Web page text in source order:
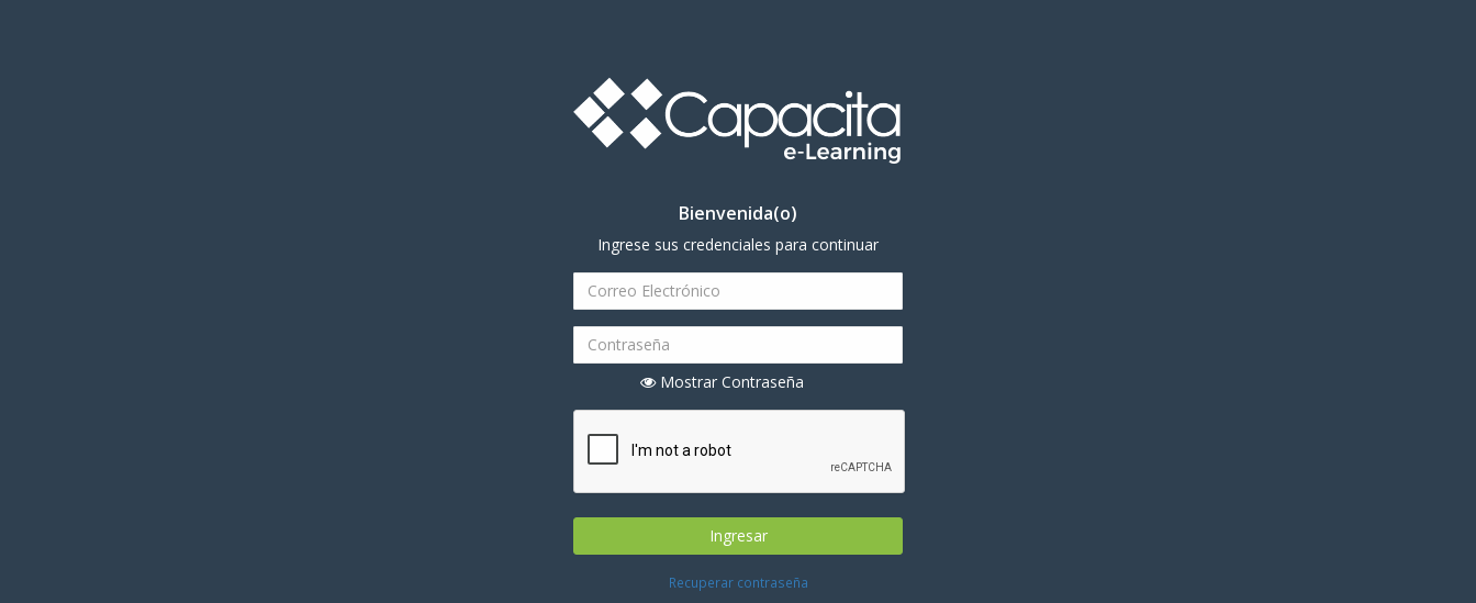
Bienvenida(o)
Ingrese sus credenciales para continuar
Mostrar Contraseña
Ingresar
Recuperar contraseña